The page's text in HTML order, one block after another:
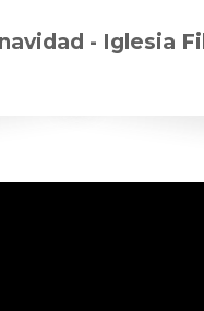
- Iglesia